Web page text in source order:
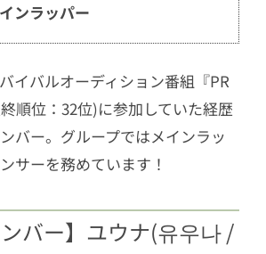
ンラッパー
イバルオーディション番組『PR
順位：32位)に参加していた経歴
バー。グループではメインラッ
サーを務めています！
ンバー】ユウナ(유우나 /